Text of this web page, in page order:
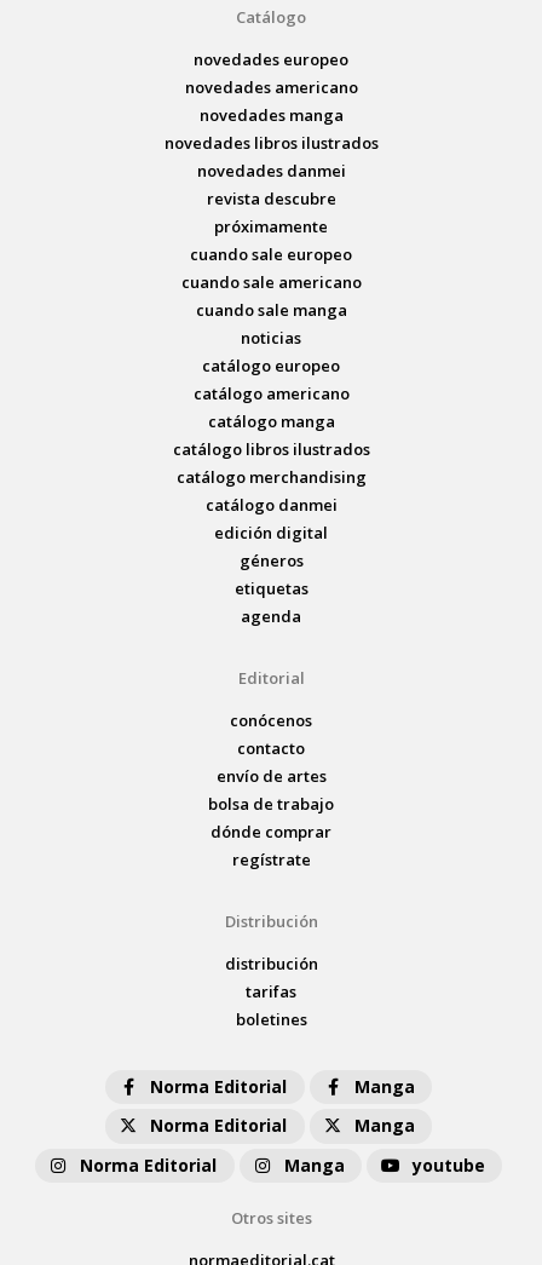
Catálogo
novedades europeo
novedades americano
novedades manga
novedades libros ilustrados
novedades danmei
revista descubre
próximamente
cuando sale europeo
cuando sale americano
cuando sale manga
noticias
catálogo europeo
catálogo americano
catálogo manga
catálogo libros ilustrados
catálogo merchandising
catálogo danmei
edición digital
géneros
etiquetas
agenda
Editorial
conócenos
contacto
envío de artes
bolsa de trabajo
dónde comprar
regístrate
Distribución
distribución
tarifas
boletines
Norma Editorial
Manga
Norma Editorial
Manga
Norma Editorial
Manga youtube
Otros sites
normaeditorial.cat